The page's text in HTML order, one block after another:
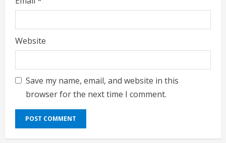
Website
Save my name, email, and website in this
browser for the next time I comment.